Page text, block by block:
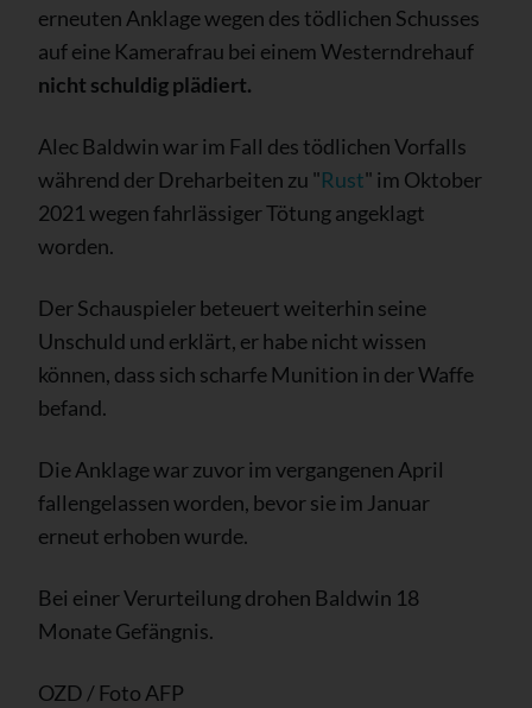
erneuten Anklage wegen des tödlichen Schusses
auf eine Kamerafrau bei einem Westerndrehauf
nicht schuldig plädiert.
Alec Baldwin war im Fall des tödlichen Vorfalls
während der Dreharbeiten zu "Rust" im Oktober
2021 wegen fahrlässiger Tötung angeklagt
worden.
Der Schauspieler beteuert weiterhin seine
Unschuld und erklärt, er habe nicht wissen
können, dass sich scharfe Munition in der Waffe
befand.
Die Anklage war zuvor im vergangenen April
fallengelassen worden, bevor sie im Januar
erneut erhoben wurde.
Bei einer Verurteilung drohen Baldwin 18
Monate Gefängnis.
OZD / Foto AFP